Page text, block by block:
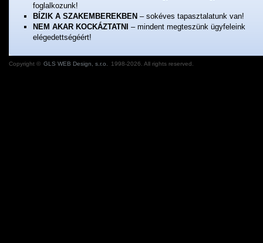
foglalkozunk!
BÍZIK A SZAKEMBEREKBEN – sokéves tapasztalatunk van!
NEM AKAR KOCKÁZTATNI
– mindent megteszünk ügyfeleink
elégedettségéért!
Copyright © GLS WEB Design, s.r.o. 1998-2026. All rights reserved.